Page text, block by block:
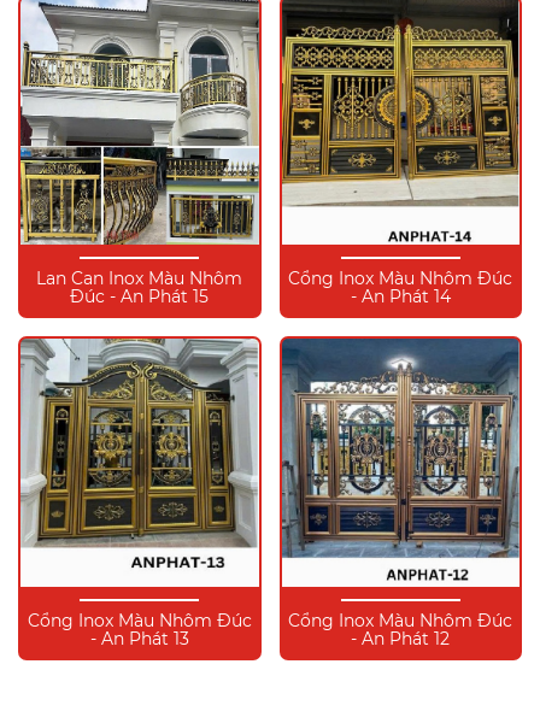
Lan Can Inox Màu Nhôm
Đúc - An Phát 15
Cổng Inox Màu Nhôm Đúc
- An Phát 14
Cổng Inox Màu Nhôm Đúc
- An Phát 13
Cổng Inox Màu Nhôm Đúc
- An Phát 12